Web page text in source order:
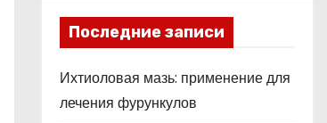
Последние записи
Ихтиоловая мазь: применение для
лечения фурункулов